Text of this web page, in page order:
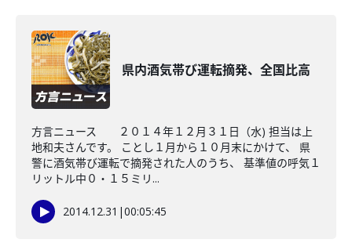
県内酒気帯び運転摘発、全国比高
方言ニュース ２０１４年１２月３１日（水) 担当は上
地和夫さんです。 ことし１月から１０月末にかけて、 県
警に酒気帯び運転で摘発された人のうち、 基準値の呼気１
リットル中０・１５ミリ...
2014.12.31 |00:05:45